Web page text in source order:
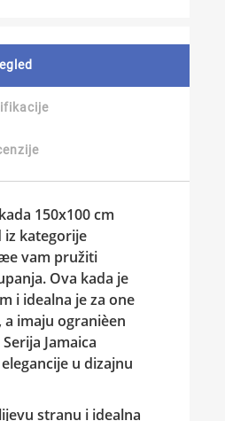
150x100 cm
kategorije
vam pružiti
Ova kada je
i idealna je za one
imaju ogranièen
Jamaica
u dizajnu
stranu i idealna